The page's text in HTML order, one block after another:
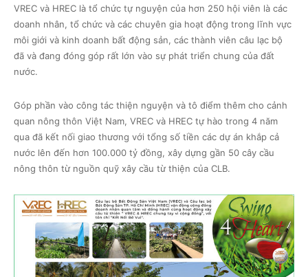
VREC và HREC là tổ chức tự nguyện của hơn 250 hội viên là các
doanh nhân, tổ chức và các chuyên gia hoạt động trong lĩnh vực
môi giới và kinh doanh bất động sản, các thành viên câu lạc bộ
đã và đang đóng góp rất lớn vào sự phát triển chung của đất
nước.
Góp phần vào công tác thiện nguyện và tô điểm thêm cho cảnh
quan nông thôn Việt Nam, VREC và HREC tự hào trong 4 năm
qua đã kết nối giao thương với tổng số tiền các dự án khắp cả
nước lên đến hơn 100.000 tỷ đồng, xây dựng gần 50 cây cầu
nông thôn từ nguồn quỹ xây cầu từ thiện của CLB.